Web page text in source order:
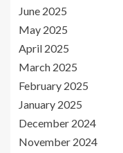
June 2025
May 2025
April 2025
March 2025
February 2025
January 2025
December 2024
November 2024